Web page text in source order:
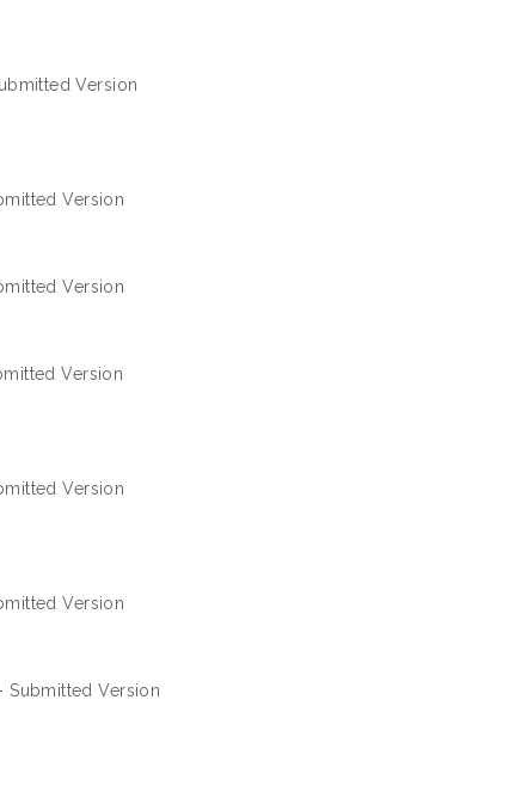
Version
Version
Version
Version
Version
Version
Submitted Version